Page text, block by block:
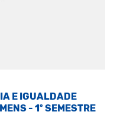
E IGUALDADE
- 1º SEMESTRE